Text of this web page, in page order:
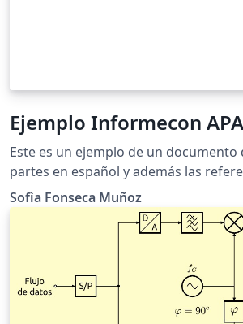
Ejemplo Informecon APA
Este es un ejemplo de un documento
partes en español y además las
Sofìa Fonseca Muñoz